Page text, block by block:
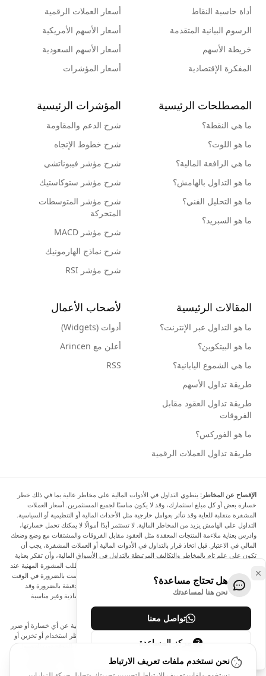
أداة حاسبة النقاط
الرسوم البيانية المتقدمة
خريطة الأسهم
المفكرة الإقتصادية
أسعار العملات الرقمية
أسعار الأسهم الأمريكية
أسعار الأسهم السعودية
أسعار المؤشرات
المصطلحات الرئيسية
ما هي النقطة؟
ما هو اللوت؟
ما هي الرافعة المالية؟
ما هو التداول بالهامش؟
ما هو التحليل الفني؟
ما هو السبريد؟
المؤشرات الرئيسية
شرح الدعم والمقاومة
شرح خطوط الإتجاه
شرح مؤشر فيبوناتشي
شرح مؤشر ستوكاستيك
شرح مؤشر المتوسطات
المتحركة
شرح مؤشر MACD
شرح نماذج الهارمونيك
شرح مؤشر RSI
المقالات الرئيسية
ما هو التداول عبر الإنترنت؟
ما هو البيتكوين؟
ما هي الشموع اليابانية؟
طريقة تداول الأسهم
طريقة تداول العقود مقابل
الفروقات
ما هو الفوركس؟
طريقة تداول العملات الرقمية
لأصحاب الأعمال
أدوات (Widgets)
أعلن مع Arincen
RSS
الإفصاح عن المخاطر: ينطوي التداول في الأدوات المالية على مخاطر عالية بما في ذلك خطر
خسارة بعض أو كل مبلغ استثمارك، وقد لا يكون مناسبًا لجميع المستثمرين. أسعار العملات
المشفرة متقلبة للغاية وقد تتأثر بعوامل خارجية مثل الأحداث المالية أو التنظيمية أو السياسية.
التداول على الهامش يزيد من المخاطر المالية. لا تستثمر أبدًا أموالًا لا يمكنك تحمل خسارتها،
وادرس بعناية ملاءمة المنتجات المعقدة مثل العقود مقابل الفروقات والمشتقات مع وضع وضعك
المالي في الاعتبار. قبل اتخاذ قرار بالتداول في الأدوات المالية أو العملات المشفرة، يجب أن
تكون على علم تام بالمخاطر والتكاليف المرتبطة بالتداول في الأسواق المالية، وأن تفكر بعناية
في أهدافك الاستثمارية ومستوى خبرتك ورغبتك في المخاطرة، وأن تطلب المشورة المهنية عند
الحاجة. تود Arincen أن تذكرك بأن البيانات الواردة في هذا الموقع ليست بالضرورة في الوقت
الفعلي وليست دقيقة. البيانات والأسعار الموجودة على الموقع ليست دقيقة بالضرورة وقد
تختلف عن السعر الفعلي في أي سوق معينة، مما يعني أن الأسعار إرشادية وغير مناسبة
لأغراض التداول.
لن يتحمل Arincen وأي مزود للبيانات الواردة في هذا الموقع المسؤولية عن أي خسارة أو ضرر
نتيجة لتداولك، أو اعتمادك على المعلومات الواردة في هذا الموقع. يحظر استخدام أو تخزين أو
إعادة إنتاج أو عرض أو تعديل أو نقل أو توزيع البيانات الموجودة في هذا الموقع دون الحصول
على إذن كتابي صريح مسبق من Arincen و/أو مزود البيانات. جميع حقوق الملكية الفكرية
محفوظة من قبل مقدمي الخدمة و/أو البورصة التي تقدم البيانات الواردة في هذا الموقع. قد
هل تحتاج مساعدة؟
نحن هنا لمساعدتك
تواصل معنا
مركز المساعدة
نحن نستخدم ملفات تعريف الارتباط